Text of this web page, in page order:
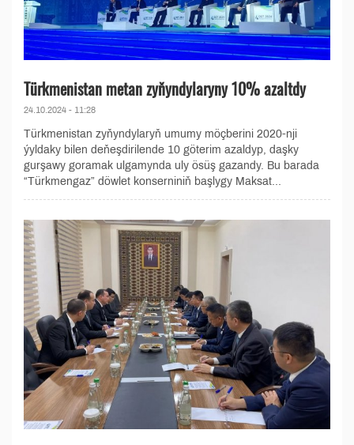
Türkmenistan metan zyňyndylaryny 10% azaltdy
24.10.2024 - 11:28
Türkmenistan zyňyndylaryň umumy möçberini 2020-nji
ýyldaky bilen deňeşdirilende 10 göterim azaldyp, daşky
gurşawy goramak ulgamynda uly ösüş gazandy. Bu barada
“Türkmengaz” döwlet konserniniň başlygy Maksat...